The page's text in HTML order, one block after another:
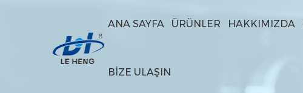
ANA SAYFA ÜRÜNLER HAKKIMIZDA
BIZE ULAŞIN